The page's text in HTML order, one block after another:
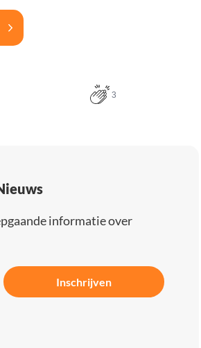
3
informatie over
Inschrijven